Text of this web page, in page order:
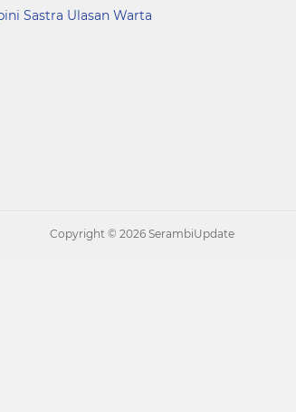
Sastra Ulasan Warta
Copyright © 2026 SerambiUpdate